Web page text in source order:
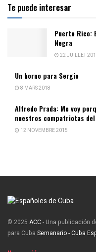
Te puede interesar
Puerto Rico:
Negra
22 JUILLET
Un horno para Sergio
8 MARS 2018
Alfredo Prada: Me voy
nuestros compatriotas
12 NOVEMBRE 2015
© 2025 ACC- Una publicación
para Cuba Semanario - Cuba